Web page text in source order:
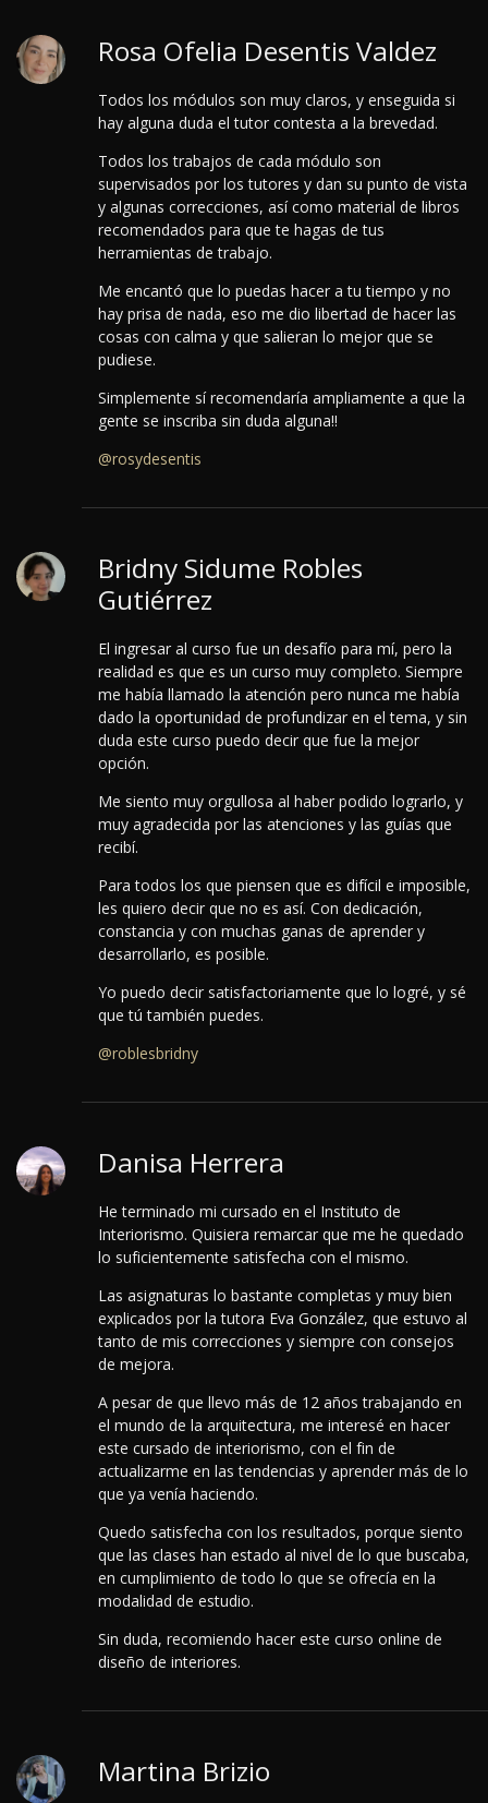
Rosa Ofelia Desentis Valdez
Todos los módulos son muy claros, y enseguida si
hay alguna duda el tutor contesta a la brevedad.
Todos los trabajos de cada módulo son
supervisados por los tutores y dan su punto de vista
y algunas correcciones, así como material de libros
recomendados para que te hagas de tus
herramientas de trabajo.
Me encantó que lo puedas hacer a tu tiempo y no
hay prisa de nada, eso me dio libertad de hacer las
cosas con calma y que salieran lo mejor que se
pudiese.
Simplemente sí recomendaría ampliamente a que la
gente se inscriba sin duda alguna!!
@rosydesentis
Bridny Sidume Robles
Gutiérrez
El ingresar al curso fue un desafío para mí, pero la
realidad es que es un curso muy completo. Siempre
me había llamado la atención pero nunca me había
dado la oportunidad de profundizar en el tema, y sin
duda este curso puedo decir que fue la mejor
opción.
Me siento muy orgullosa al haber podido lograrlo, y
muy agradecida por las atenciones y las guías que
recibí.
Para todos los que piensen que es difícil e imposible,
les quiero decir que no es así. Con dedicación,
constancia y con muchas ganas de aprender y
desarrollarlo, es posible.
Yo puedo decir satisfactoriamente que lo logré, y sé
que tú también puedes.
@roblesbridny
Danisa Herrera
He terminado mi cursado en el Instituto de
Interiorismo. Quisiera remarcar que me he quedado
lo suficientemente satisfecha con el mismo.
Las asignaturas lo bastante completas y muy bien
explicados por la tutora Eva González, que estuvo al
tanto de mis correcciones y siempre con consejos
de mejora.
A pesar de que llevo más de 12 años trabajando en
el mundo de la arquitectura, me interesé en hacer
este cursado de interiorismo, con el fin de
actualizarme en las tendencias y aprender más de lo
que ya venía haciendo.
Quedo satisfecha con los resultados, porque siento
que las clases han estado al nivel de lo que buscaba,
en cumplimiento de todo lo que se ofrecía en la
modalidad de estudio.
Sin duda, recomiendo hacer este curso online de
diseño de interiores.
Martina Brizio